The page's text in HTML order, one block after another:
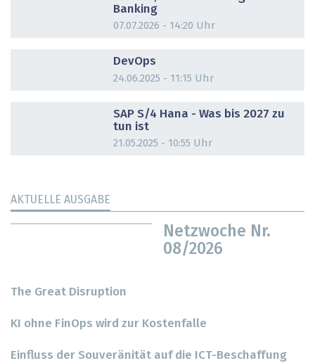
Banking
07.07.2026 - 14:20 Uhr
DevOps
24.06.2025 - 11:15 Uhr
SAP S/4 Hana - Was bis 2027 zu
tun ist
21.05.2025 - 10:55 Uhr
AKTUELLE AUSGABE
Netzwoche Nr.
08/2026
The Great Disruption
KI ohne FinOps wird zur Kostenfalle
Einfluss der Souveränität auf die ICT-Beschaffung